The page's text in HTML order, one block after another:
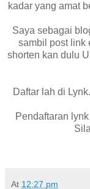
kadar yang amat
Saya sebagai
sambil post link
shorten kan dulu
Daftar lah di
Pendaftaran
At 12:27 pm